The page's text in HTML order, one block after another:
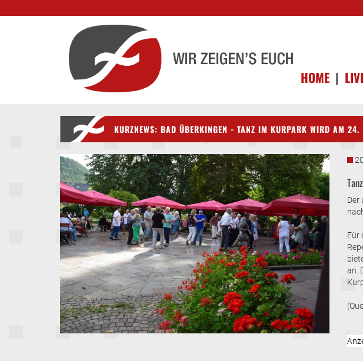
HOME |
KURZNEWS: BAD ÜBERKINGEN - TANZ IM KURPARK WIRD AM 24.
Der
Für
an.